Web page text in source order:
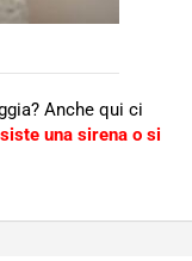
Anche qui ci
una sirena o si